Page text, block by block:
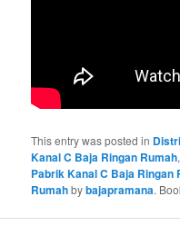
This entry was posted in
Kanal C Baja Ringan Rumah
Pabrik Kanal C Baja Ringan
Rumahbybajapramana.